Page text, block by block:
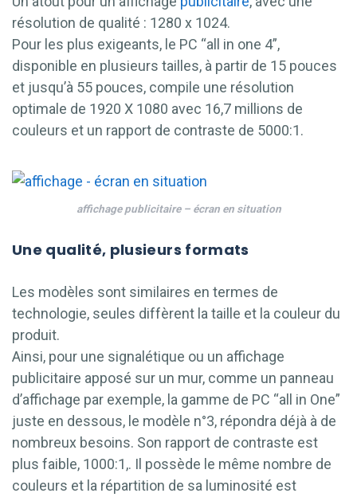
résolution de qualité : 1280 x 1024.
Pour les plus exigeants, le PC “all in one 4”,
disponible en plusieurs tailles, à partir de 15 pouces
et jusqu’à 55 pouces, compile une résolution
optimale de 1920 X 1080 avec 16,7 millions de
couleurs et un rapport de contraste de 5000:1.
affichage publicitaire – écran en situation
Une qualité, plusieurs formats
Les modèles sont similaires en termes de
technologie, seules diffèrent la taille et la couleur du
produit.
Ainsi, pour une signalétique ou un affichage
publicitaire apposé sur un mur, comme un panneau
d’affichage par exemple, la gamme de PC “all in One”
juste en dessous, le modèle n°3, répondra déjà à de
nombreux besoins. Son rapport de contraste est
plus faible, 1000:1,. Il possède le même nombre de
couleurs et la répartition de sa luminosité est